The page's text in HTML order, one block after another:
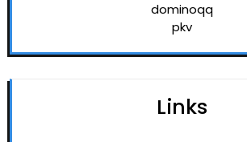
dominoqq
pkv
Links